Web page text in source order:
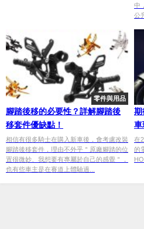
中
公
零件與用品
腳踏後移的必要性？詳解腳踏後
移套件優缺點！
相信有很多騎士在購入新車後，會考慮改裝
腳踏後移套件，理由不外乎＂原廠腳踏的位
置很微妙、我想要有專屬於自己的感覺＂，
也有些車主是在賽道上體驗過...
期
車
推
在
的